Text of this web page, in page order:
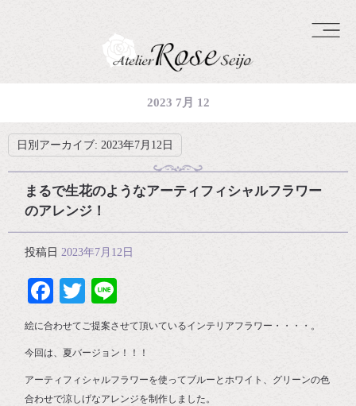
2023 7月 12
日別アーカイブ: 2023年7月12日
まるで生花のようなアーティフィシャルフラワー
のアレンジ！
投稿日 2023年7月12日
Facebook
Twitter
絵に合わせてご提案させて頂いているインテリアフラワー・・・・。
今回は、夏バージョン！！！
アーティフィシャルフラワーを使ってブルーとホワイト、グリーンの色
合わせで涼しげなアレンジを制作しました。